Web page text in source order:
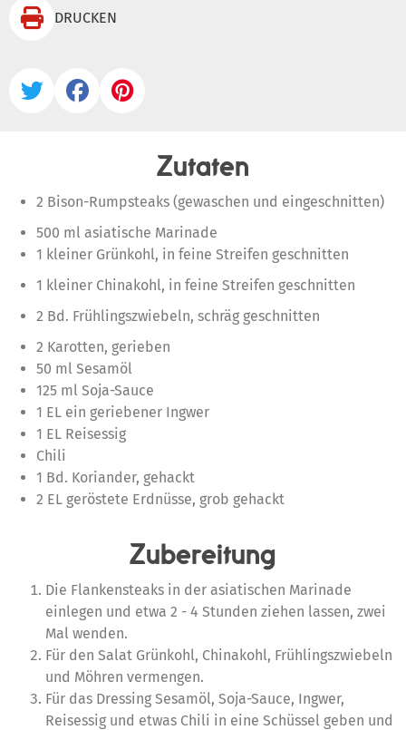
 DRUCKEN
  
Zutaten
2 Bison-Rumpsteaks (gewaschen und eingeschnitten)
500 ml asiatische Marinade
1 kleiner Grünkohl, in feine Streifen geschnitten
1 kleiner Chinakohl, in feine Streifen geschnitten
2 Bd. Frühlingszwiebeln, schräg geschnitten
2 Karotten, gerieben
50 ml Sesamöl
125 ml Soja-Sauce
1 EL ein geriebener Ingwer
1 EL Reisessig
Chili
1 Bd. Koriander, gehackt
2 EL geröstete Erdnüsse, grob gehackt
Zubereitung
Die Flankensteaks in der asiatischen Marinade
einlegen und etwa 2 - 4 Stunden ziehen lassen, zwei
Mal wenden.
Für den Salat Grünkohl, Chinakohl, Frühlingszwiebeln
und Möhren vermengen.
Für das Dressing Sesamöl, Soja-Sauce, Ingwer,
Reisessig und etwas Chili in eine Schüssel geben und